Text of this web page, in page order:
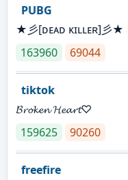
PUBG
★彡[ᴅᴇᴀᴅ ᴋɪʟʟᴇʀ]彡★
163960
69044
tiktok
𝓑𝓻𝓸𝓴𝓮𝓷 𝓗𝓮𝓪𝓻𝓽♡
159625
90260
freefire